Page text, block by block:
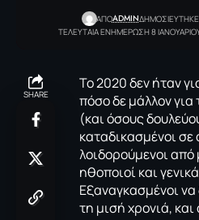
ΑΠΟADMIN
ΤΕΛΕΥΤΑΙΑ ΕΝΗΜΕΡΩΣΗ 8
SHARE
Το 2020 δεν ήταν
πόσο δε μάλλον
(και όσους
καταδικασμένοι σε
λοιδορούμενοι
ηθοποιοί και
Εξαναγκασμένοι
τη μισή χρονιά,